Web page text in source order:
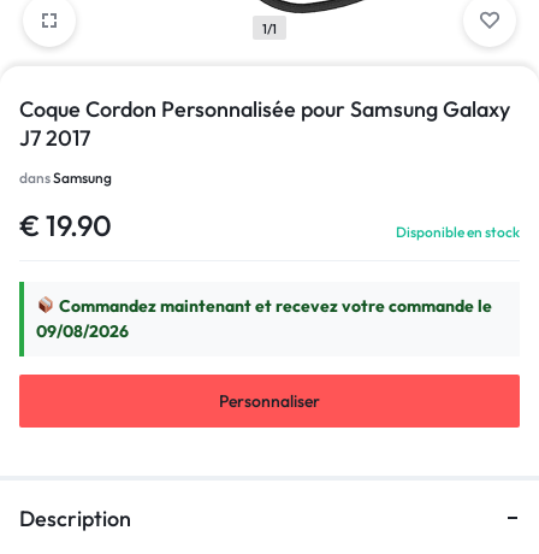
1/1
Coque Cordon Personnalisée pour Samsung Galaxy
J7 2017
dansSamsung
€ 19.90 Disponible en stock
Commandez maintenant et recevez votre commande le
09/08/2026
Personnaliser
Description